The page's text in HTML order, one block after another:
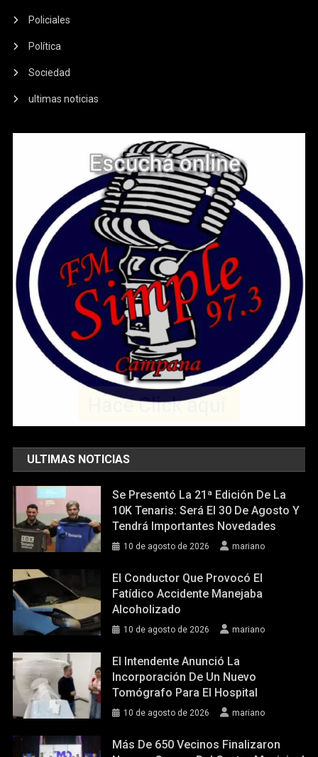
Policiales
Política
Sociedad
ultimas noticias
ULTIMAS NOTICIAS
Se Presentó La 21ª Edición De La
10K Tenaris: Será El 30 De Agosto Y
Tendrá Importantes Novedades
10 de agosto de 2026 mariano
El Conductor Que Provocó El
Fatídico Accidente Manejaba
Alcoholizado
10 de agosto de 2026 mariano
El Intendente Anunció La
Incorporación De Un Nuevo
Tomógrafo Para El Hospital
10 de agosto de 2026 mariano
Más De 650 Vecinos Finalizaron